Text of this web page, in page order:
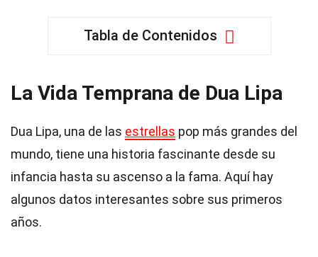
Tabla de Contenidos
La Vida Temprana de Dua Lipa
Dua Lipa, una de las estrellas pop más grandes del
mundo, tiene una historia fascinante desde su
infancia hasta su ascenso a la fama. Aquí hay
algunos datos interesantes sobre sus primeros
años.